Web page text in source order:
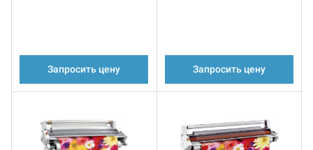
Запросить цену Запросить цену